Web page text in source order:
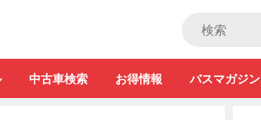
中古車検索 お得情報 バスマガジン